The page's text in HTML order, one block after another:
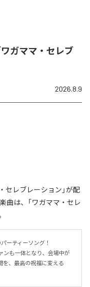
ガママ・セレブ
2026.8.9
セレブレーション」が配
曲は、「ワガママ・セレ
ーティーソング！
ンも一体となり、会場中が
を、最高の祝福に変える